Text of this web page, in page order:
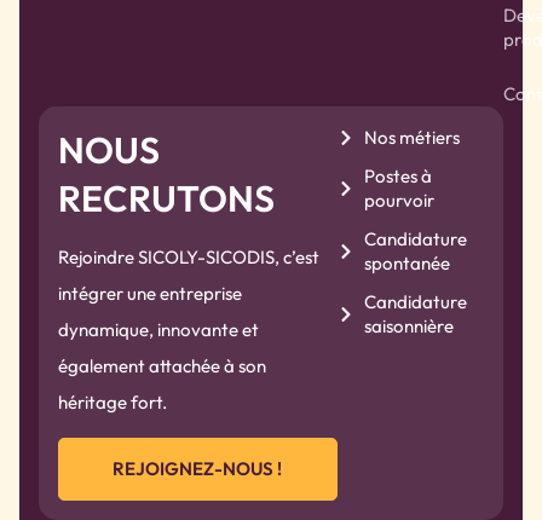
NOUS
RECRUTONS
Rejoindre SICOLY-SICODIS, c’est
intégrer une entreprise
dynamique, innovante et
également attachée à son
héritage fort.
REJOIGNEZ-NOUS !
Nos métiers
Postes à
pourvoir
Candidature
spontanée
Candidature
saisonnière